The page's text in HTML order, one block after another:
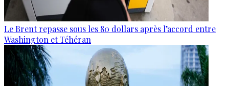
Le Brent repasse sous les 80 dollars après l’accord entre
Washington et Téhéran